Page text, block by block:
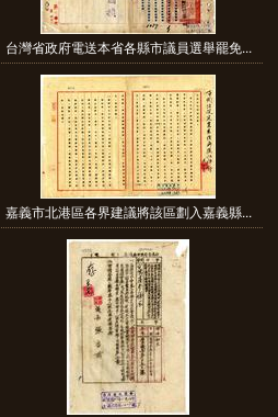
台灣省政府電送本省各縣市議員選舉罷免...
嘉義市北港區各界建議將該區劃入嘉義縣...